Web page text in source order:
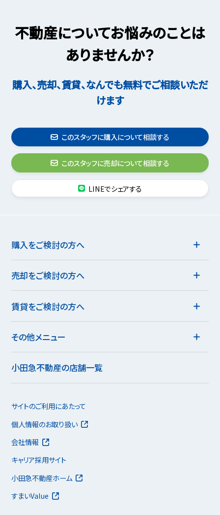
不動産についてお悩みのことは
ありませんか？
購入、売却、賃貸、なんでも無料でご相談いただ
けます
このスタッフに購入について相談する
このスタッフに売却について相談する
LINEでシェアする
購入をご検討の方へ
売却をご検討の方へ
賃貸をご検討の方へ
その他メニュー
小田急不動産の店舗一覧
サイトのご利用にあたって
個人情報のお取り扱い
会社情報
キャリア採用サイト
小田急不動産ホーム
すまいValue